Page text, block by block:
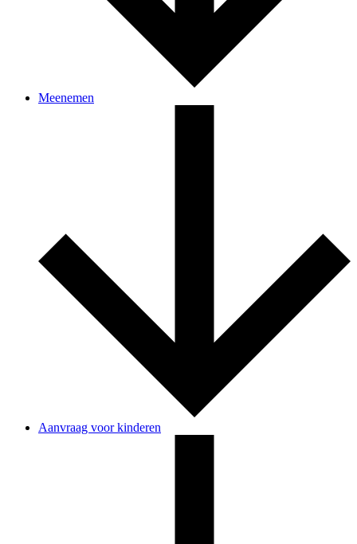
Meenemen
Aanvraag voor kinderen